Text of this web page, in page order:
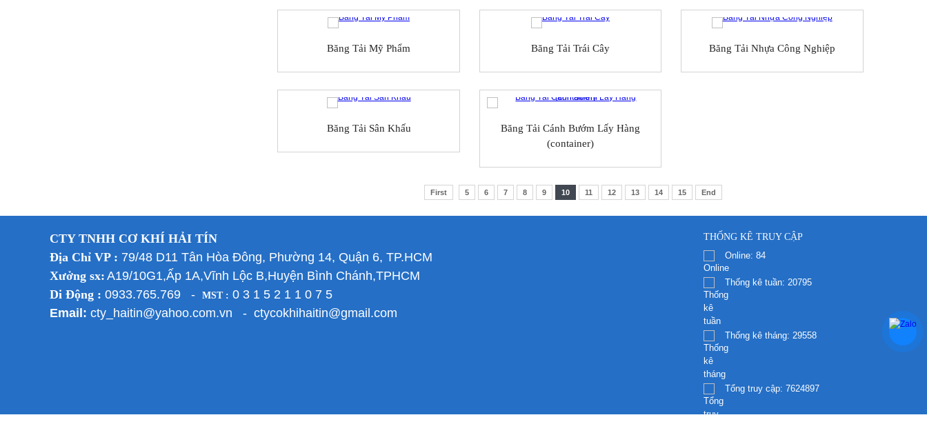
Băng Tải Mỹ Phẩm Băng Tải Trái Cây Băng Tải Nhựa Công Nghiệp
Băng Tải Sân Khấu
Băng Tải Cánh Bướm Lấy Hàng
(container)
First 5 6 7 8 9 10 11 12 13 14 15 End
CTY TNHH CƠ KHÍ HẢI TÍN
Địa Chỉ VP : 79/48 D11 Tân Hòa Đông, Phường 14, Quận 6, TP.HCM
Xưởng sx: A19/10G1,Ấp 1A,Vĩnh Lộc B,Huyện Bình Chánh,TPHCM
Di Động : 0933.765.769 - MST : 0 3 1 5 2 1 1 0 7 5
Email: cty_haitin@yahoo.com.vn - ctycokhihaitin@gmail.com
THỐNG KÊ TRUY CẬP
Online: 84
Thống kê tuần: 20795
Thống kê tháng: 29558
Tổng truy cập: 7624897